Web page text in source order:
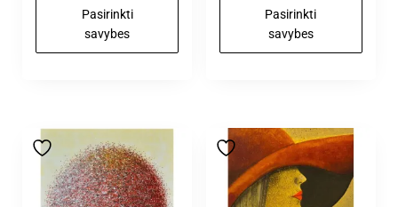
Pasirinkti
savybes
Pasirinkti
savybes